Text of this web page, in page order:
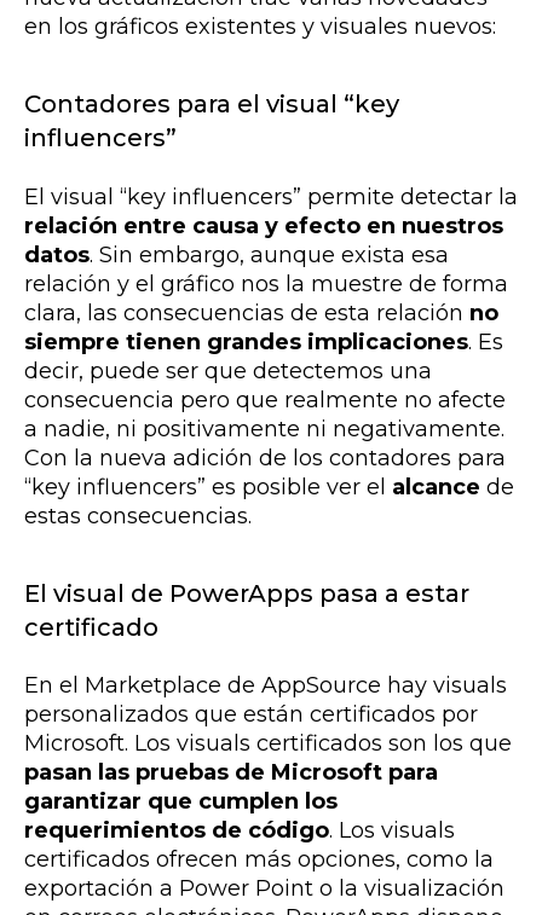
en los gráficos existentes y visuales nuevos:
Contadores para el visual “key
influencers”
El visual “key influencers” permite detectar la
relación entre causa y efecto en nuestros
datos. Sin embargo, aunque exista esa
relación y el gráfico nos la muestre de forma
clara, las consecuencias de esta relación no
siempre tienen grandes implicaciones. Es
decir, puede ser que detectemos una
consecuencia pero que realmente no afecte
a nadie, ni positivamente ni negativamente.
Con la nueva adición de los contadores para
“key influencers” es posible ver el alcance de
estas consecuencias.
El visual de PowerApps pasa a estar
certificado
En el Marketplace de AppSource hay visuals
personalizados que están certificados por
Microsoft. Los visuals certificados son los que
pasan las pruebas de Microsoft para
garantizar que cumplen los
requerimientos de código. Los visuals
certificados ofrecen más opciones, como la
exportación a Power Point o la visualización